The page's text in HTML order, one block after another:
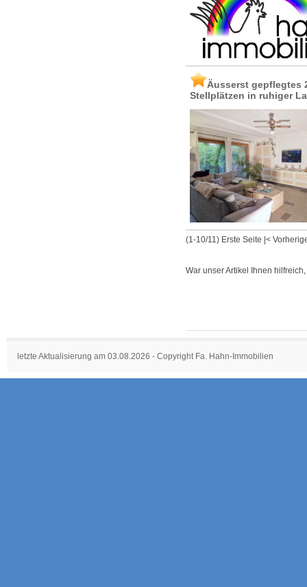
Äusserst gepflegtes
Stellplätzen in ruhiger
(1-10/11) Erste Seite <
War unser Artikel Ihnen
letzte Aktualisierung am 03.08.2026 - Copyright Fa. Hahn-Immobilien